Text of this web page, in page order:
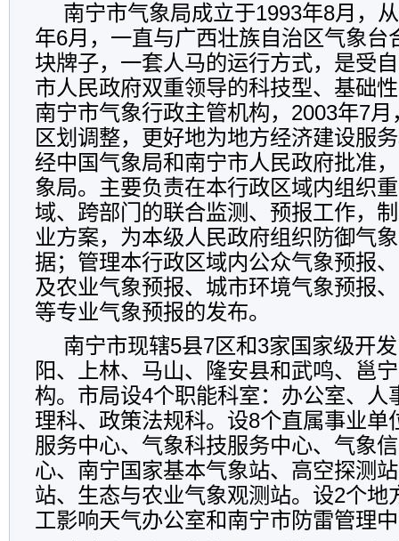
南宁市气象局成立于1993年8月，
年6月，一直与广西壮族自治区气象台
块牌子，一套人马的运行方式，是受
市人民政府双重领导的科技型、基础
南宁市气象行政主管机构，2003年7
区划调整，更好地为地方经济建设服
经中国气象局和南宁市人民政府批准
象局。主要负责在本行政区域内组织
域、跨部门的联合监测、预报工作，
业方案，为本级人民政府组织防御气
据；管理本行政区域内公众气象预报
及农业气象预报、城市环境气象预报
等专业气象预报的发布。
南宁市现辖5县7区和3家国家级开
阳、上林、马山、隆安县和武鸣、邕
构。市局设4个职能科室：办公室、人
理科、政策法规科。设8个直属事业单
服务中心、气象科技服务中心、气象
心、南宁国家基本气象站、高空探测
站、生态与农业气象观测站。设2个地
工影响天气办公室和南宁市防雷管理